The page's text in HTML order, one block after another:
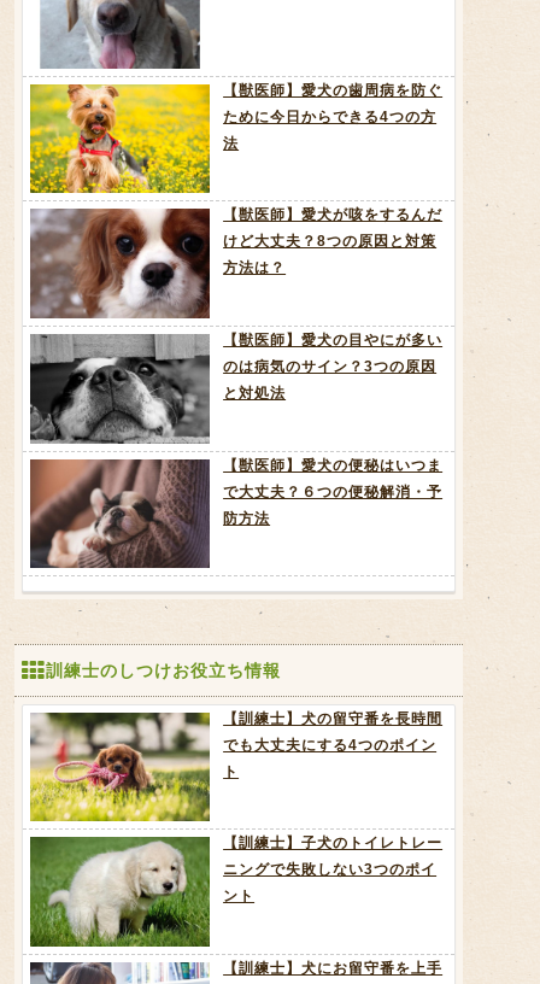
【獣医師】愛犬の歯周病を防ぐ
ために今日からできる4つの方
法
【獣医師】愛犬が咳をするんだ
けど大丈夫？8つの原因と対策
方法は？
【獣医師】愛犬の目やにが多い
のは病気のサイン？3つの原因
と対処法
【獣医師】愛犬の便秘はいつま
で大丈夫？６つの便秘解消・予
防方法
訓練士のしつけお役立ち情報
【訓練士】犬の留守番を長時間
でも大丈夫にする4つのポイン
ト
【訓練士】子犬のトイレトレー
ニングで失敗しない3つのポイ
ント
【訓練士】犬にお留守番を上手